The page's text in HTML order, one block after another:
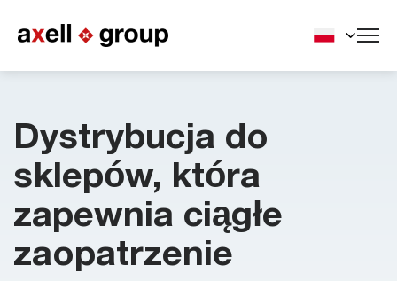
Dystrybucja do
sklepów, która
zapewnia ciągłe
zaopatrzenie